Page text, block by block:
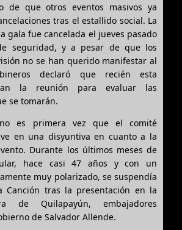
de que otros eventos masivos ya
tras el estallido social. La
gala fue cancelada el jueves pasado
seguridad, y a pesar de que los
no se han querido manifestar al
declaró que recién esta
la reunión para evaluar las
se tomarán.
es primera vez que el comité
en una disyuntiva en cuanto a la
Durante los últimos meses de
hace casi 47 años y con un
muy polarizado, se suspendía
Canción tras la presentación en la
de Quilapayún, embajadores
de Salvador Allende.